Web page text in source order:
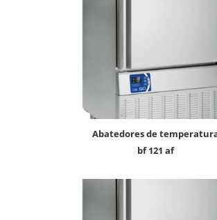
abatedores de temperatura
bf 121 af